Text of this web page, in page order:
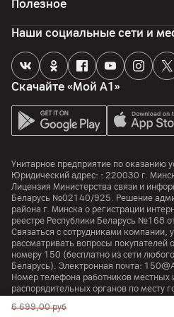
6 699,00 руб
12ГБ
Процессор
Qualcomm Snapdragon 8 Elite for
Количество ядер
Частота процессора
4470МГц
Аккумулятор
Тип аккумулятора
Li-ion
Емкость аккумулятора
4400мАч
Полезное
Скачайте «Мой А1»
Наши социальные сети и
Унитарное предприятие по оказанию
Юридический адрес: : 220030 г.
Лицензия Министерства связи и
Беларусь №02140/925. Решение
района г. Минска о регистрации
реестре Республики Беларусь №168
Связаться с сотрудниками
рассматривать вопросы
номеру 150 (бесплатно из сети
Беларусь). Электронная почта:
Номер телефона работников местных
распорядительных органов по месту
рассматривать обращения